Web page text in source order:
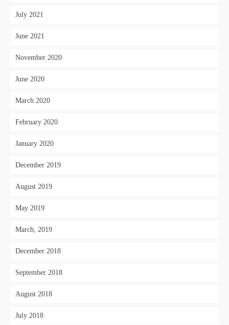
July 2021
June 2021
November 2020
June 2020
March 2020
February 2020
January 2020
December 2019
August 2019
May 2019
March, 2019
December 2018
September 2018
August 2018
July 2018